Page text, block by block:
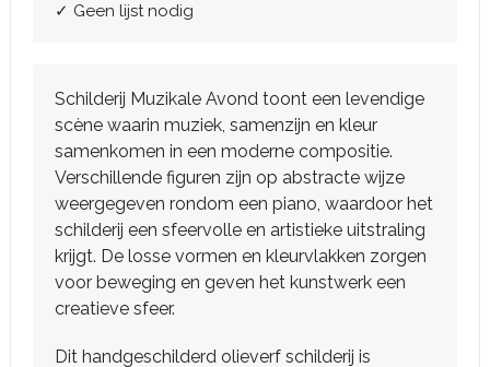
✓ Geen lijst nodig
Schilderij Muzikale Avond toont een levendige
scène waarin muziek, samenzijn en kleur
samenkomen in een moderne compositie.
Verschillende figuren zijn op abstracte wijze
weergegeven rondom een piano, waardoor het
schilderij een sfeervolle en artistieke uitstraling
krijgt. De losse vormen en kleurvlakken zorgen
voor beweging en geven het kunstwerk een
creatieve sfeer.
Dit handgeschilderd olieverf schilderij is